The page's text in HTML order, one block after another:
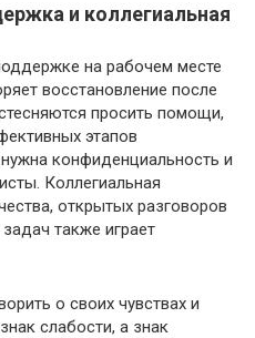
и коллегиальная
на рабочем месте
восстановление после
просить помощи,
этапов
конфиденциальность и
Коллегиальная
открытых разговоров
также играет
о своих чувствах и
слабости, а знак